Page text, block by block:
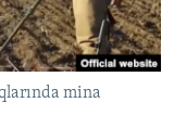
mina